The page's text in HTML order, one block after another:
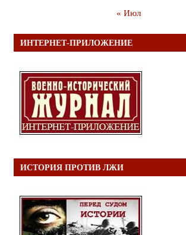
« Июл
ИНТЕРНЕТ-ПРИЛОЖЕНИЕ
ИСТОРИЯ ПРОТИВ ЛЖИ